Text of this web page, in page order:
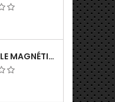
MÉDAILLE MAGNÉTIQUE DE SAINT CHRISTOPHE...